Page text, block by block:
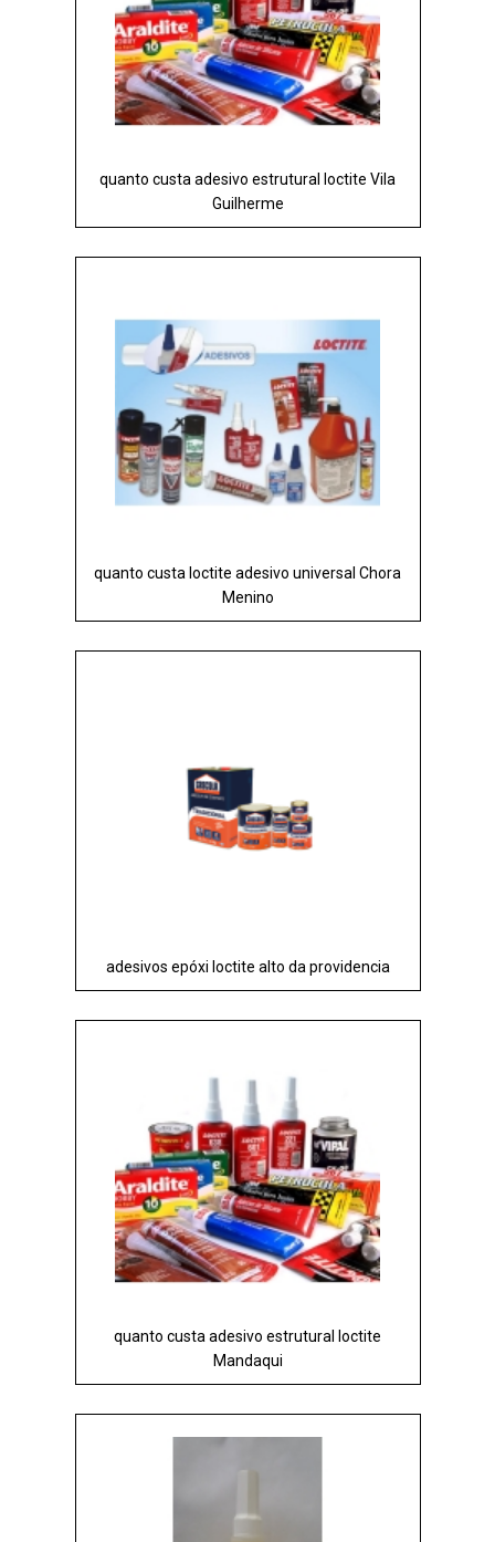
quanto custa adesivo estrutural loctite Vila
Guilherme
quanto custa loctite adesivo universal Chora
Menino
adesivos epóxi loctite alto da providencia
quanto custa adesivo estrutural loctite
Mandaqui